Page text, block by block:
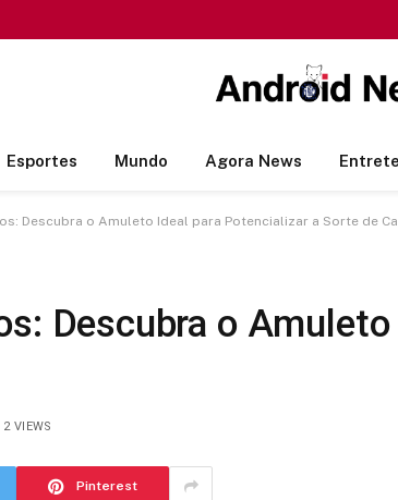
Esportes Mundo Agora News
Descubra o Amuleto Ideal para Potencializar a Sorte de
Descubra o
2 VIEWS
Pinterest